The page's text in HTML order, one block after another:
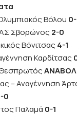
Βόλου
Σβορώνος 2-0
Βόνιτσας 4-1
Καρδίτσας
– Αναγέννηση
0
Παλαμά 0-1